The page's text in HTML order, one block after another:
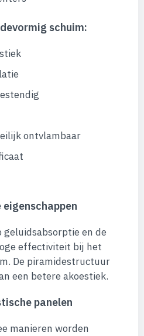
schuim:
ontvlambaar
geluidsabsorptie en de
effectiviteit bij het
De piramidestructuur
een betere akoestiek.
panelen
manieren worden